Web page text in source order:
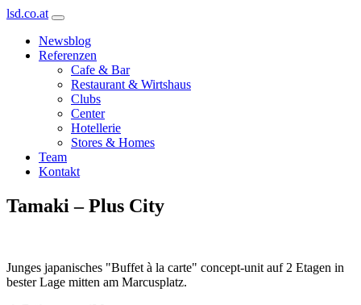
lsd.co.at
Newsblog
Referenzen
Cafe & Bar
Restaurant & Wirtshaus
Clubs
Center
Hotellerie
Stores & Homes
Team
Kontakt
Tamaki – Plus City
Junges japanisches "Buffet à la carte" concept-unit auf 2 Etagen in
bester Lage mitten am Marcusplatz.